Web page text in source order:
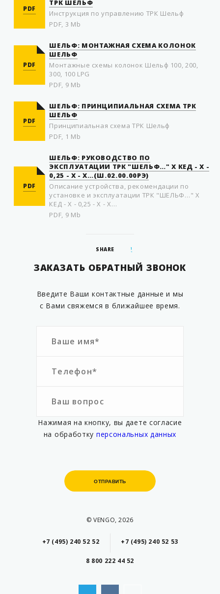
PDF
ТРК ШЕЛЬФ
Инструкция по управлению ТРК Шельф
PDF, 3 Mb
PDF
ШЕЛЬФ: МОНТАЖНАЯ СХЕМА КОЛОНОК
ШЕЛЬФ
Монтажные схемы колонок Шельф 100, 200,
300, 100 LPG
PDF, 9 Mb
PDF
ШЕЛЬФ: ПРИНЦИПИАЛЬНАЯ СХЕМА ТРК
ШЕЛЬФ
Принципиальная схема ТРК Шельф
PDF, 1 Mb
PDF
ШЕЛЬФ: РУКОВОДСТВО ПО
ЭКСПЛУАТАЦИИ ТРК "ШЕЛЬФ…" Х КЕД - Х -
0,25 - Х - Х…(Ш.02.00.00РЭ)
Описание устройства, рекомендации по
установке и эксплуатации ТРК "ШЕЛЬФ…" Х
КЕД - Х - 0,25 - Х - Х…
PDF, 9 Mb
SHARE
ЗАКАЗАТЬ ОБРАТНЫЙ ЗВОНОК
Введите Ваши контактные данные и мы
с Вами свяжемся в ближайшее время.
Нажимая на кнопку, вы даете согласие
на обработку персональных данных
ОТПРАВИТЬ
ОТПРАВИТЬ
© VENGO, 2026
+7 (495) 240 52 52 +7 (495) 240 52 53
8 800 222 44 52